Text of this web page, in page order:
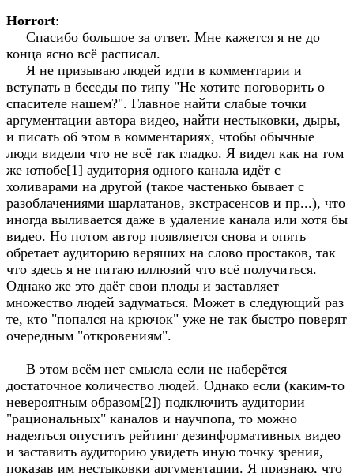
Horrort:
Спасибо большое за ответ. Мне кажется я не до
конца ясно всё расписал.
Я не призываю людей идти в комментарии и
вступать в беседы по типу "Не хотите поговорить о
спасителе нашем?". Главное найти слабые точки
аргументации автора видео, найти нестыковки, дыры,
и писать об этом в комментариях, чтобы обычные
люди видели что не всё так гладко. Я видел как на том
же ютюбе[1] аудитория одного канала идёт с
холиварами на другой (такое частенько бывает с
разоблачениями шарлатанов, экстрасенсов и пр...), что
иногда выливается даже в удаление канала или хотя бы
видео. Но потом автор появляется снова и опять
обретает аудиторию веряших на слово простаков, так
что здесь я не питаю иллюзий что всё получиться.
Однако же это даёт свои плоды и заставляет
множество людей задуматься. Может в следующий раз
те, кто "попался на крючок" уже не так быстро поверят
очередным "откровениям".
В этом всём нет смысла если не наберётся
достаточное количество людей. Однако если (каким-то
невероятным образом[2]) подключить аудитории
"рациональных" каналов и научпопа, то можно
надеяться опустить рейтинг дезинформативных видео
и заставить аудиторию увидеть иную точку зрения,
показав им нестыковки аргументации. Я признаю, что